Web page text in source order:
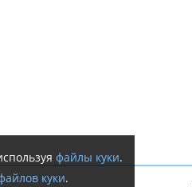
файлы куки.
куки.